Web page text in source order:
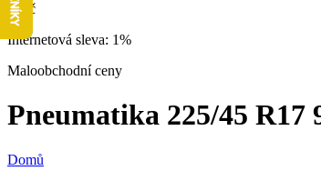
0 Kč
Internetová sleva: 1%
Maloobchodní ceny
Pneumatika 225/45
Domů